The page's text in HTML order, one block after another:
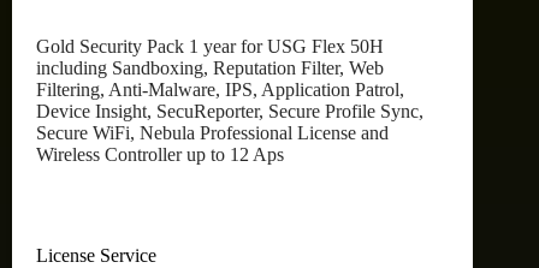
Gold Security Pack 1 year for USG Flex 50H
including Sandboxing, Reputation Filter, Web
Filtering, Anti-Malware, IPS, Application Patrol,
Device Insight, SecuReporter, Secure Profile Sync,
Secure WiFi, Nebula Professional License and
Wireless Controller up to 12 Aps
License Service